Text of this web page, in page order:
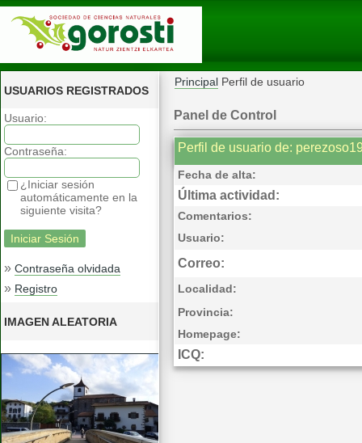
USUARIOS REGISTRADOS
Usuario:
Contraseña:
¿Iniciar sesión
automáticamente en la
siguiente visita?
» Contraseña olvidada
» Registro
IMAGEN ALEATORIA
Principal Perfil de usuario
Panel de Control
Perfil de usuario de:
Fecha de alta:
Última actividad:
Comentarios:
Usuario:
Correo:
Localidad:
Provincia:
Homepage:
ICQ: